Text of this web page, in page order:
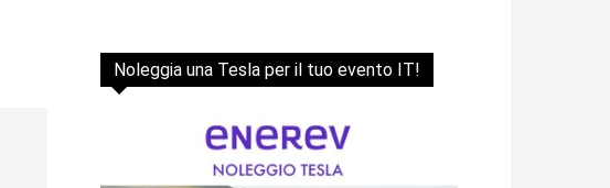
Noleggia una Tesla per il tuo evento IT!